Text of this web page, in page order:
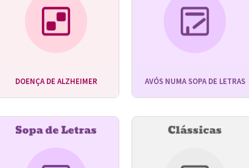
DOENÇA DE ALZHEIMER AVÓS NUMA SOPA DE LETRAS